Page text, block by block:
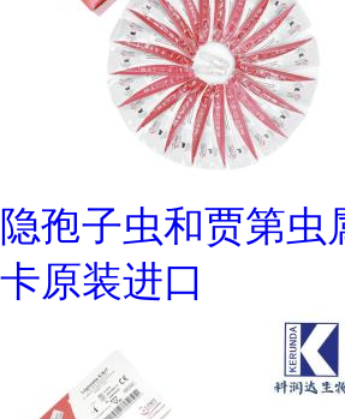
隐孢子虫和贾第虫
卡原装进口